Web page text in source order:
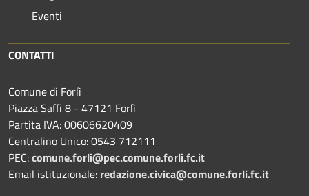
Eventi
CONTATTI
Comune di Forlì
Piazza Saffi 8 - 47121 Forlì
Partita IVA: 00606620409
Centralino Unico: 0543 712111
PEC:comune.forli@pec.comune.forli.fc.it
Email istituzionale: redazione.civica@comune.forli.fc.it